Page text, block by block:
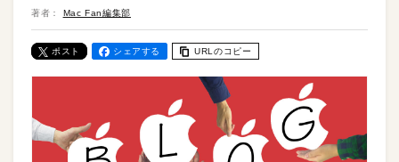
著者： Mac Fan編集部
ポスト シェアする URLのコピー